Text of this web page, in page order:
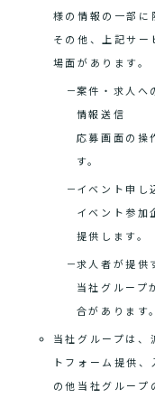
様の情報の一部に
その他、上記サー
場面があります。
案件・求人へ
情報送信
応募画面の操
す。
イベント申し
イベント参加
提供します。
求人者が提供
当社グループ
合があります。
当社グループは、
トフォーム提供
の他当社グループ